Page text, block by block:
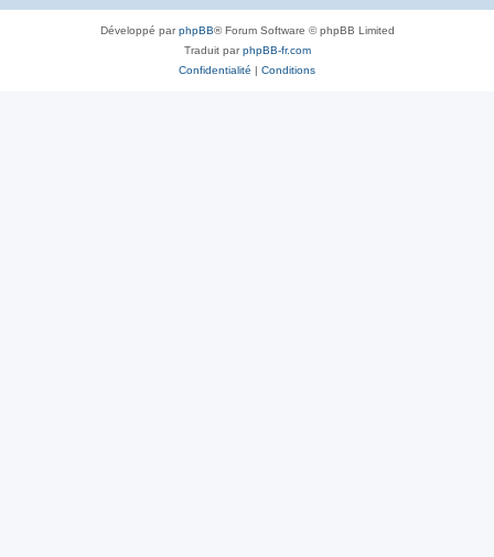
Développé parphpBB® Forum Software © phpBB Limited
Traduit parphpBB-fr.com
Confidentialité | Conditions